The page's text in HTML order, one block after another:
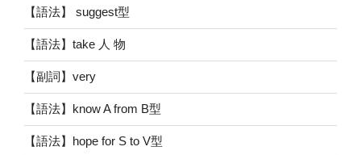
【語法】 suggest型
【語法】take 人 物
【副詞】very
【語法】know A from B型
【語法】hope for S to V型